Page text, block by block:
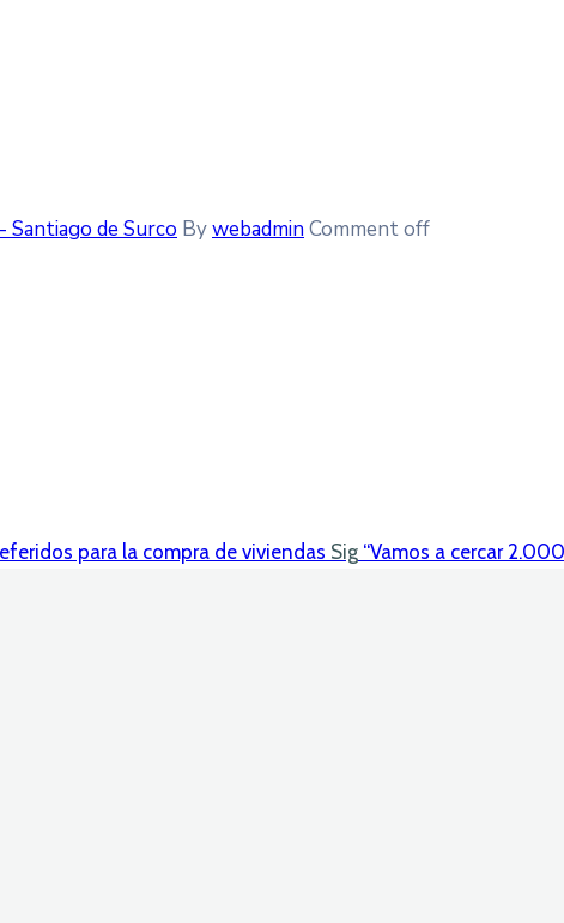
Santiago de Surco BywebadminComment off
para la compra de viviendas Sig “Vamos a cercar